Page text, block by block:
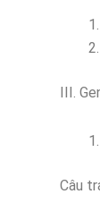
III.
Câu